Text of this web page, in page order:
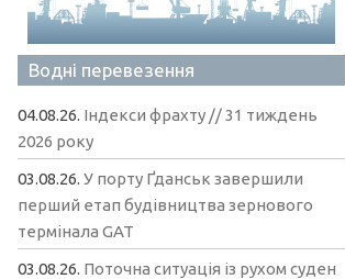
Водні перевезення
04.08.26. Індекси фрахту // 31 тиждень
2026 року
03.08.26.У порту Ґданськ завершили
перший етап будівництва зернового
термінала GAT
03.08.26. Поточна ситуація із рухом суден